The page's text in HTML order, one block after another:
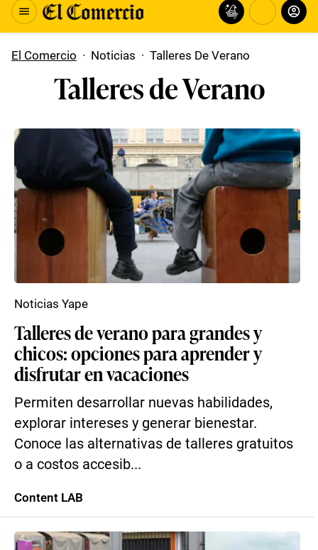
El Comercio · Noticias · Talleres De Verano
Talleres de Verano
Talleres de verano para grandes y
chicos: opciones para aprender y
disfrutar en vacaciones
Permiten desarrollar nuevas habilidades,
explorar intereses y generar bienestar.
Conoce las alternativas de talleres gratuitos
o a costos accesib...
Noticias Yape
Content LAB